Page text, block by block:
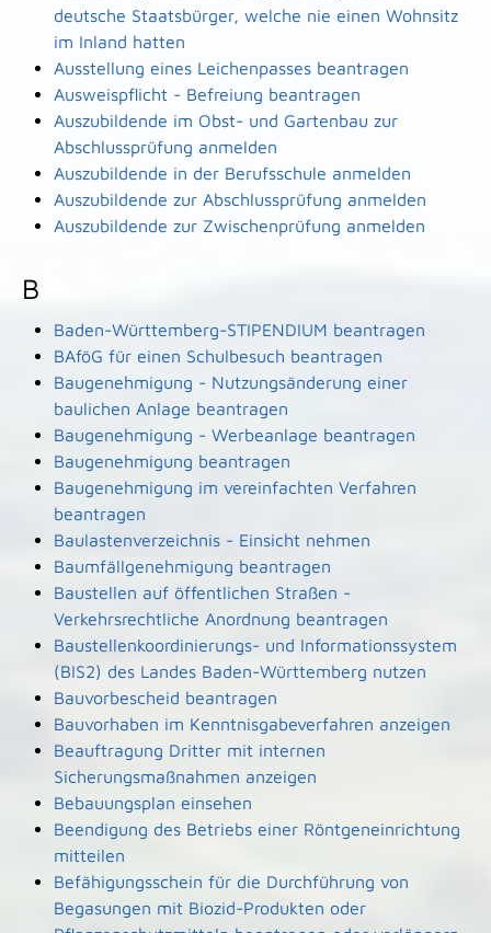
deutsche Staatsbürger, welche nie einen Wohnsitz
im Inland hatten
Ausstellung eines Leichenpasses beantragen
Ausweispflicht - Befreiung beantragen
Auszubildende im Obst- und Gartenbau zur
Abschlussprüfung anmelden
Auszubildende in der Berufsschule anmelden
Auszubildende zur Abschlussprüfung anmelden
Auszubildende zur Zwischenprüfung anmelden
B
Baden-Württemberg-STIPENDIUM beantragen
BAföG für einen Schulbesuch beantragen
Baugenehmigung - Nutzungsänderung einer
baulichen Anlage beantragen
Baugenehmigung - Werbeanlage beantragen
Baugenehmigung beantragen
Baugenehmigung im vereinfachten Verfahren
beantragen
Baulastenverzeichnis - Einsicht nehmen
Baumfällgenehmigung beantragen
Baustellen auf öffentlichen Straßen -
Verkehrsrechtliche Anordnung beantragen
Baustellenkoordinierungs- und Informationssystem
(BIS2) des Landes Baden-Württemberg nutzen
Bauvorbescheid beantragen
Bauvorhaben im Kenntnisgabeverfahren anzeigen
Beauftragung Dritter mit internen
Sicherungsmaßnahmen anzeigen
Bebauungsplan einsehen
Beendigung des Betriebs einer Röntgeneinrichtung
mitteilen
Befähigungsschein für die Durchführung von
Begasungen mit Biozid-Produkten oder